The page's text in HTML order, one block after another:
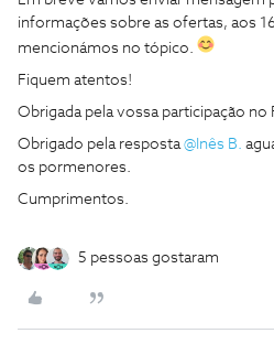
informações sobre as ofertas, aos
mencionámos no tópico.
Fiquem atentos!
Obrigada pela vossa participação no
Obrigado pela resposta@Inês B.
os pormenores.
Cumprimentos.
5 pessoas gostaram